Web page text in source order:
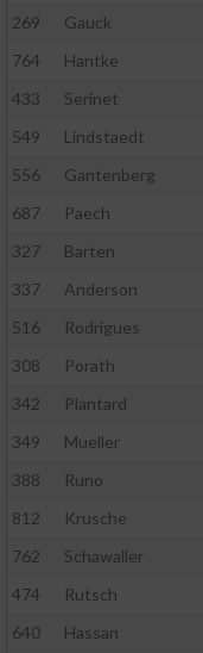
269
Gauck
764
Hantke
433
Serinet
549
Lindstaedt
556
Gantenberg
687
Paech
327
Barten
337
Anderson
516
Rodrigues
308
Porath
342
Plantard
349
Mueller
388
Runo
812
Krusche
762
Schawaller
474
Rutsch
640
Hassan